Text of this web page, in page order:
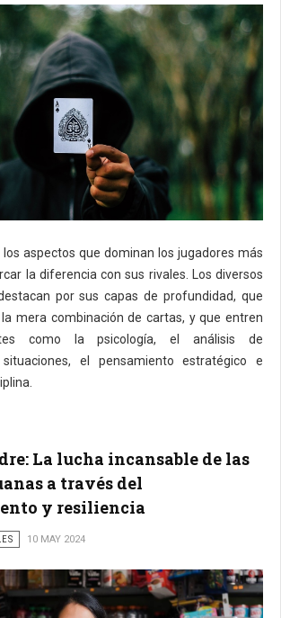
los aspectos que dominan los jugadores más
la diferencia con sus rivales. Los diversos
por sus capas de profundidad, que
mera combinación de cartas, y que entren
como la psicología, el análisis de
el pensamiento estratégico e
La lucha incansable de las
a través del
y resiliencia
10 MAY 2024